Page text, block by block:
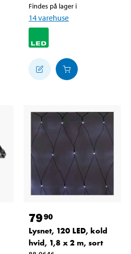
Findes på lager i
14varehuse
7990
Lysnet, 120 LED, kold
hvid, 1,8 x 2 m, sort